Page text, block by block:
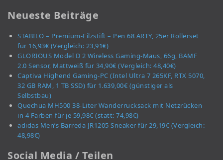
Neueste Beiträge
STABILO – Premium-Filzstift – Pen 68 ARTY, 25er Rollerset
für 16,93€ (Vergleich: 23,91€)
GLORIOUS Model D 2 Wireless Gaming-Maus, 66g, BAMF
2.0 Sensor, Mattweiß für 34,90€ (Vergleich: 48,40€)
Captiva Highend Gaming-PC (Intel Ultra 7 265KF, RTX 5070,
32 GB RAM, 1 TB SSD) für 1.639,00€ (günstiger als
Selbstbau)
Quechua MH500 38-Liter Wanderrucksack mit Netzrücken
in 4 Farben für je 59,98€ (statt: 74,98€)
adidas Men’s Barreda JR1205 Sneaker für 29,19€ (Vergleich:
48,98€)
Social Media / Teilen